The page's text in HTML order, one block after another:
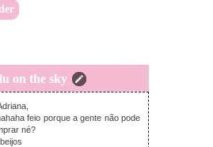
on the sky
quarta-feira, agosto 08, 2018
feio porque a gente não pode
né?